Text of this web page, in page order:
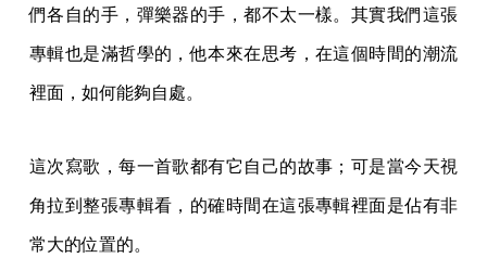
們各自的手，彈樂器的手，都不太一樣。其實我們這張
專輯也是滿哲學的，他本來在思考，在這個時間的潮流
裡面，如何能夠自處。
這次寫歌，每一首歌都有它自己的故事；可是當今天視
角拉到整張專輯看，的確時間在這張專輯裡面是佔有非
常大的位置的。